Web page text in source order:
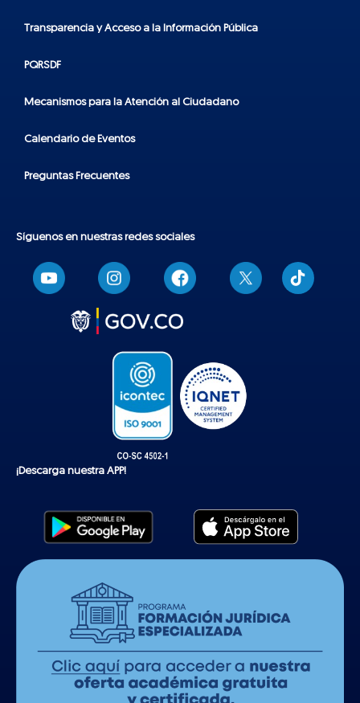
Transparencia y Acceso a la Información Pública
PQRSDF
Mecanismos para la Atención al Ciudadano
Calendario de Eventos
Preguntas Frecuentes
Síguenos en nuestras redes sociales
T
i
k
¡Descarga nuestra APP!